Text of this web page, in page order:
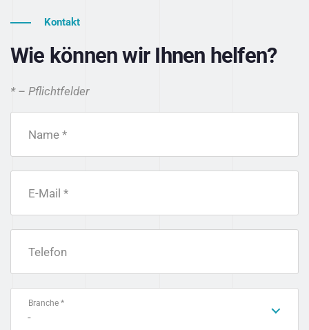
Kontakt
Wie können wir Ihnen helfen?
* – Pflichtfelder
Name *
E-Mail *
Telefon
Branche *
-